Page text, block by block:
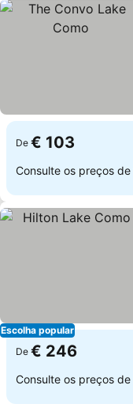
De € 103
Consulte os preços de
Escolha popular
De € 246
Consulte os preços de